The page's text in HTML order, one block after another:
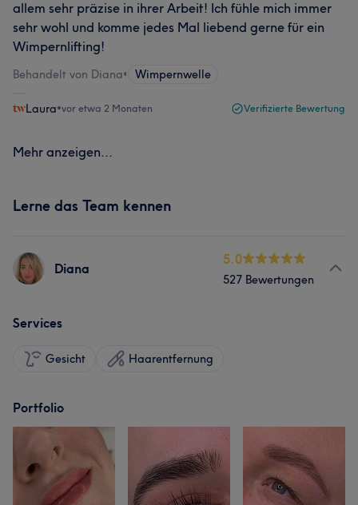
allem sehr präzise in ihrer Arbeit! Ich fühle mich immer
sehr wohl und komme jedes Mal liebend gerne für ein
Wimpernlifting!
Behandelt von Diana• Wimpernwelle
Laura•vor etwa 2 Monaten Verifizierte Bewertung
Mehr anzeigen...
Lerne das Team kennen
Diana
5.0
527 Bewertungen
Services
Gesicht Haarentfernung
Portfolio